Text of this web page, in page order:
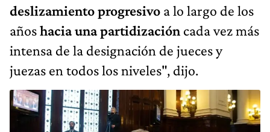
deslizamiento progresivo a lo largo de los
añoshacia una partidización cada vez más
intensa de la designación de jueces y
juezas en todos los niveles", dijo.